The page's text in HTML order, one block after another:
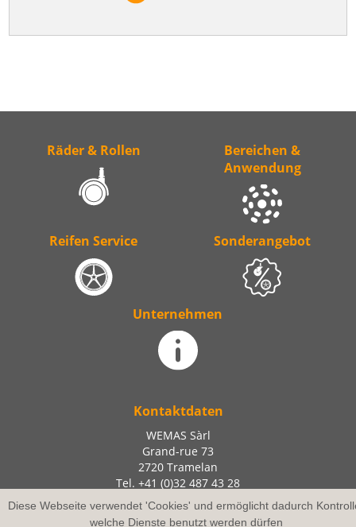
Räder & Rollen
Bereichen &
Anwendung
Reifen Service Sonderangebot
Unternehmen
Kontaktdaten
WEMAS Sàrl
Grand-rue 73
2720 Tramelan
Tel. +41 (0)32 487 43 28
Fax +41 (0)32 487 44 43
info@wemas.ch
Diese Webseite verwendet 'Cookies' und ermöglicht dadurch
welche Dienste benutzt werden dürfen